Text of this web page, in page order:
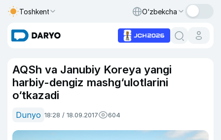
Toshkent O‘zbekcha
AQSh va Janubiy Koreya yangi
harbiy-dengiz mashg‘ulotlarini
o‘tkazadi
Dunyo 18:28 / 18.09.2017 604